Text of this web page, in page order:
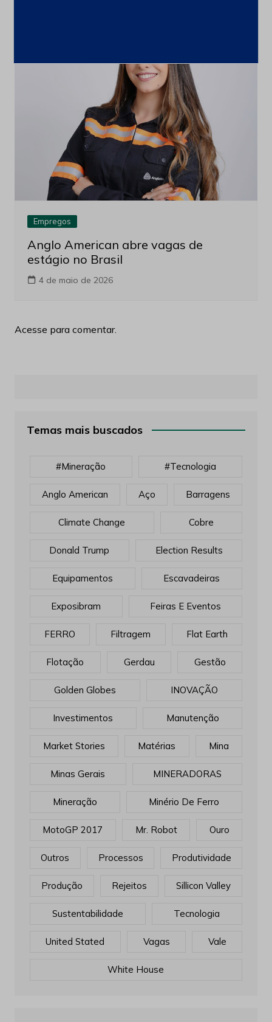
Empregos
Anglo American abre vagas de
estágio no Brasil
4 de maio de 2026
Acesse para comentar.
Temas mais buscados
#mineração #tecnologia
Anglo American Aço Barragens
Climate Change Cobre
Donald Trump Election Results
Equipamentos Escavadeiras
Exposibram Feiras E Eventos
FERRO Filtragem Flat Earth
Flotação Gerdau Gestão
Golden Globes INOVAÇÃO
Investimentos Manutenção
Market Stories Matérias Mina
Minas Gerais MINERADORAS
Mineração Minério De Ferro
MotoGP 2017 Mr. Robot Ouro
Outros Processos Produtividade
Produção Rejeitos Sillicon Valley
Sustentabilidade Tecnologia
United Stated Vagas Vale
White House